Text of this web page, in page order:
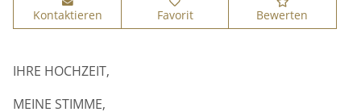
Kontaktieren Favorit Bewerten
IHRE HOCHZEIT,
MEINE STIMME,